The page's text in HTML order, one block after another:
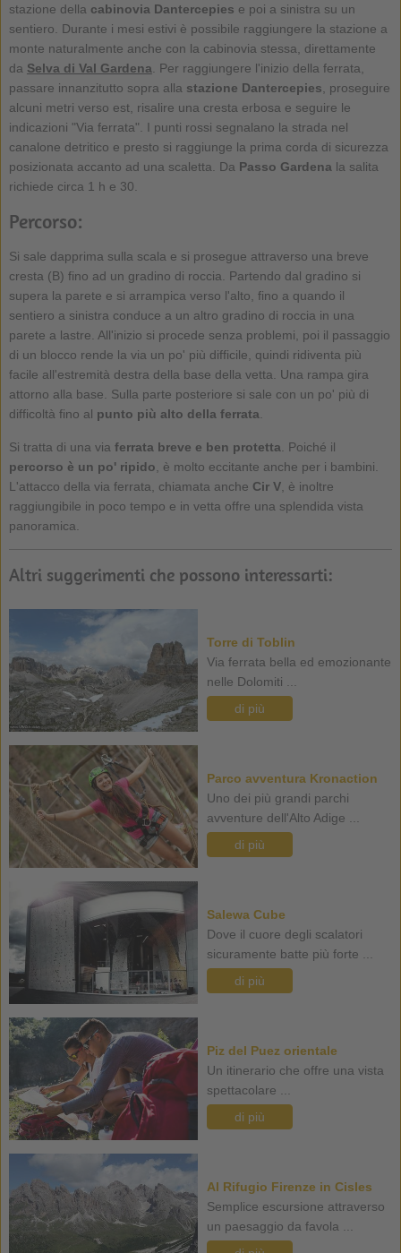
stazione della cabinovia Dantercepies e poi a sinistra su un
sentiero. Durante i mesi estivi è possibile raggiungere la stazione a
monte naturalmente anche con la cabinovia stessa, direttamente
da Selva di Val Gardena . Per raggiungere l'inizio della ferrata,
passare innanzitutto sopra alla stazione Dantercepies , proseguire
alcuni metri verso est, risalire una cresta erbosa e seguire le
indicazioni "Via ferrata". I punti rossi segnalano la strada nel
canalone detritico e presto si raggiunge la prima corda di sicurezza
posizionata accanto ad una scaletta. Da Passo Gardena la salita
richiede circa 1 h e 30.
Percorso:
Si sale dapprima sulla scala e si prosegue attraverso una breve
cresta (B) fino ad un gradino di roccia. Partendo dal gradino si
supera la parete e si arrampica verso l'alto, fino a quando il
sentiero a sinistra conduce a un altro gradino di roccia in una
parete a lastre. All'inizio si procede senza problemi, poi il passaggio
di un blocco rende la via un po' più difficile, quindi ridiventa più
facile all'estremità destra della base della vetta. Una rampa gira
attorno alla base. Sulla parte posteriore si sale con un po' più di
difficoltà fino al punto più alto della ferrata
Si tratta di una via ferrata breve e ben protetta . Poiché il
percorso è un po' ripido , è molto eccitante anche per i bambini.
L'attacco della via ferrata, chiamata anche Cir V, è inoltre
raggiungibile in poco tempo e in vetta offre una splendida vista
panoramica.
Altri suggerimenti che possono interessarti:
Torre di Toblin
Via ferrata bella ed emozionante
nelle Dolomiti ...
di più
Parco avventura Kronaction
Uno dei più grandi parchi
avventure dell'Alto Adige ...
di più
Salewa Cube
Dove il cuore degli scalatori
sicuramente batte più forte ...
di più
Piz del Puez orientale
Un itinerario che offre una vista
spettacolare ...
di più
Al Rifugio Firenze in Cisles
Semplice escursione attraverso
un paesaggio da favola ...